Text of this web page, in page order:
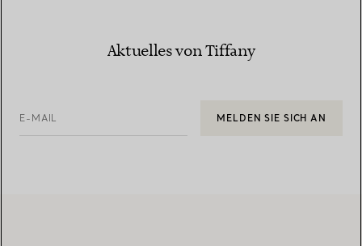
Aktuelles von Tiffany
E-MAIL MELDEN SIE SICH AN